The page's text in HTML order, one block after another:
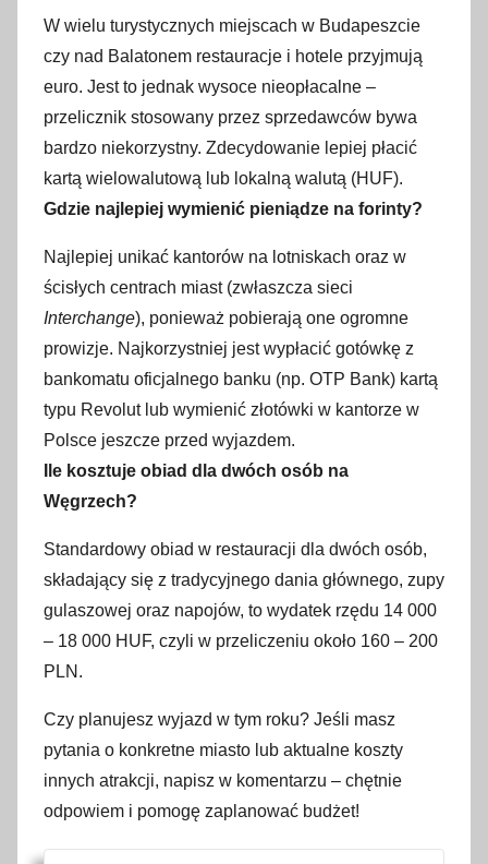
W wielu turystycznych miejscach w Budapeszcie
czy nad Balatonem restauracje i hotele przyjmują
euro. Jest to jednak wysoce nieopłacalne –
przelicznik stosowany przez sprzedawców bywa
bardzo niekorzystny. Zdecydowanie lepiej płacić
kartą wielowalutową lub lokalną walutą (HUF).
Gdzie najlepiej wymienić pieniądze na forinty?
Najlepiej unikać kantorów na lotniskach oraz w
ścisłych centrach miast (zwłaszcza sieci
Interchange), ponieważ pobierają one ogromne
prowizje. Najkorzystniej jest wypłacić gotówkę z
bankomatu oficjalnego banku (np. OTP Bank) kartą
typu Revolut lub wymienić złotówki w kantorze w
Polsce jeszcze przed wyjazdem.
Ile kosztuje obiad dla dwóch osób na
Węgrzech?
Standardowy obiad w restauracji dla dwóch osób,
składający się z tradycyjnego dania głównego, zupy
gulaszowej oraz napojów, to wydatek rzędu 14 000
– 18 000 HUF, czyli w przeliczeniu około 160 – 200
PLN.
Czy planujesz wyjazd w tym roku? Jeśli masz
pytania o konkretne miasto lub aktualne koszty
innych atrakcji, napisz w komentarzu – chętnie
odpowiem i pomogę zaplanować budżet!